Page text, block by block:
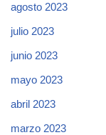
agosto 2023
julio 2023
junio 2023
mayo 2023
abril 2023
marzo 2023